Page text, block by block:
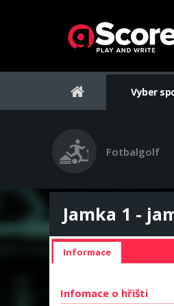
Vyber
Fotbalgolf
Jamka 1 -
Informace
Infomace o hřišti